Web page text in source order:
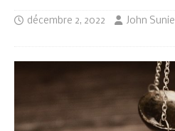
décembre 2, 2022 John